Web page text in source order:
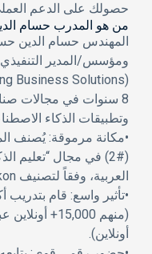
حصولك على الدعم
من هو المدرب حسام
المهندس حسام الدين
ومؤسس/المدير
8 سنوات في مجالات
وتطبيقات الذكاء
•مكانة مرموقة:يُصنف
(
#2 ) في مجال “تعليم
العربية، وفقاً لتصنيف Favikon لعام 2025.
•تأثير واسع: قام بتدريب
(منهم 15,000+
أونلاين).